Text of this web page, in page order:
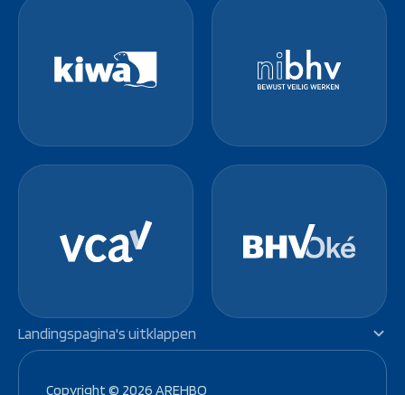
Landingspagina's uitklappen
VCA Cursus Lunteren
Copyright © 2026 AREHBO